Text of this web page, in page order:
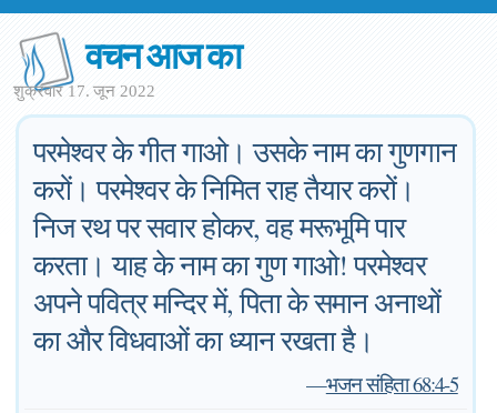
वचन आज का
शुक्रवार 17. जून 2022
परमेश्वर के गीत गाओ। उसके नाम का गुणगान
करों। परमेश्वर के निमित राह तैयार करों।
निज रथ पर सवार होकर, वह मरूभूमि पार
करता। याह के नाम का गुण गाओ! परमेश्वर
अपने पवित्र मन्दिर में, पिता के समान अनाथों
का और विधवाओं का ध्यान रखता है।
—भजन संहिता 68:4-5